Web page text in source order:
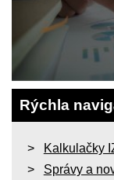
Rýchla
Kalkulačky
Správy a